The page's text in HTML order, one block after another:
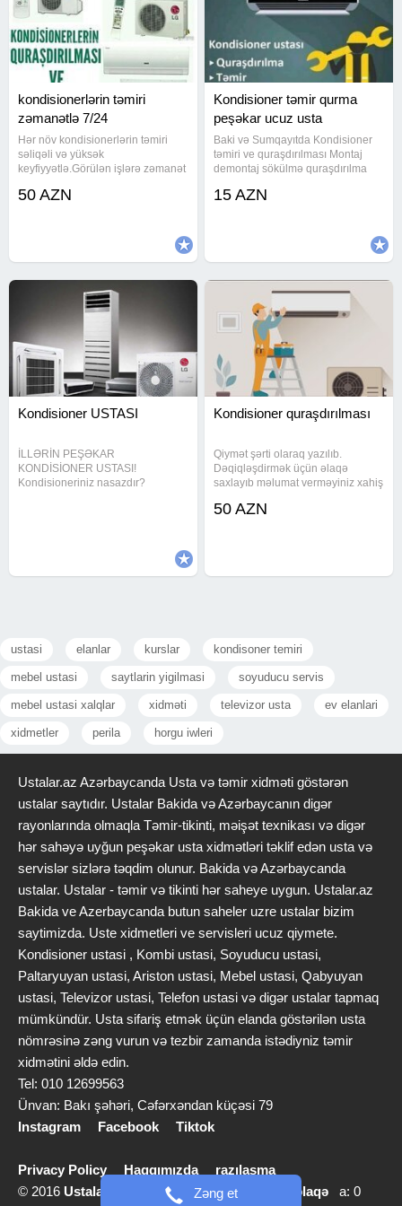
Zəng et
kondisionerlərin təmiri
zəmanətlə 7/24
Hər növ kondisionerlərin təmiri
səliqəli və yüksək
keyfiyyətlə.Görülən işlərə zəmanət
kondisioner təmiri / ремонт
50 AZN
Kondisioner təmir qurma
peşəkar ucuz usta
Baki və Sumqayıtda Kondisioner
təmiri ve quraşdırılması Montaj
demontaj sökülmə quraşdırılma
zəmanət veririk işimizin
15 AZN
Kondisioner USTASI
İLLƏRİN PEŞƏKAR
KONDİSİONER USTASI!
Kondisioneriniz nasazdır?
Kondisioner quraşdırılması
Qiymət şərti olaraq yazılıb.
Dəqiqləşdirmək üçün əlaqə
saxlayıb məlumat verməyiniz xahiş
quraşdırılmasına və ehtiyacvar?
50 AZN
ustasi elanlar kurslar kondisoner temiri
mebel ustasi saytlarin yigilmasi soyuducu servis
mebel ustasi xalqlar xidməti televizor usta ev elanlari
xidmetler perila horgu iwleri
Ustalar.az Azərbaycanda Usta və təmir xidməti göstərən
ustalar saytıdır. Ustalar Bakida və Azərbaycanın digər
rayonlarında olmaqla Təmir-tikinti, məişət texnikası və digər
hər sahəyə uyğun peşəkar usta xidmətləri təklif edən usta və
servislər sizlərə təqdim olunur. Bakida və Azərbaycanda
ustalar. Ustalar - təmir və tikinti hər saheye uygun. Ustalar.az
Bakida ve Azerbaycanda butun saheler uzre ustalar bizim
saytimizda. Uste xidmetleri ve servisleri ucuz qiymete.
Kondisioner ustasi , Kombi ustasi, Soyuducu ustasi,
Paltaryuyan ustasi, Ariston ustasi, Mebel ustasi, Qabyuyan
ustasi, Televizor ustasi, Telefon ustasi və digər ustalar tapmaq
mümkündür. Usta sifariş etmək üçün elanda göstərilən usta
nömrəsinə zəng vurun və tezbir zamanda istədiyniz təmir
xidmətini əldə edin.
Tel: 010 12699563
Ünvan: Bakı şəhəri, Cəfərxəndan küçəsi 79
Instagram
Facebook Tiktok
Privacy Policy Haqqımızda
razılaşma
© 2016 Ustalar.az info [@] ustalar.az | Bizimlə əlaqə a: 0